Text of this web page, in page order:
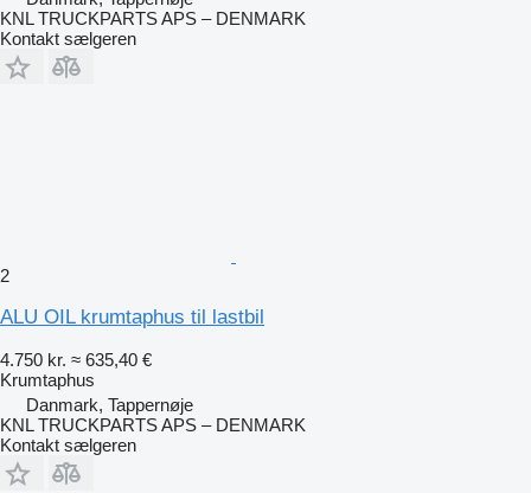
KNL TRUCKPARTS APS – DENMARK
Kontakt sælgeren
2
ALU OIL krumtaphus til lastbil
4.750 kr. ≈ 635,40 €
Krumtaphus
Danmark, Tappernøje
KNL TRUCKPARTS APS – DENMARK
Kontakt sælgeren